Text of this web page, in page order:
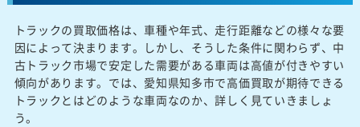
トラックの買取価格は、車種や年式、走行距離などの様々な要
因によって決まります。しかし、そうした条件に関わらず、中
古トラック市場で安定した需要がある車両は高値が付きやすい
傾向があります。では、愛知県知多市で高価買取が期待できる
トラックとはどのような車両なのか、詳しく見ていきましょ
う。